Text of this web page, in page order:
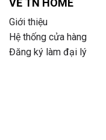
VỀ TN HOME
Giới thiệu
Hệ thống cửa hàng
Đăng ký làm đại lý